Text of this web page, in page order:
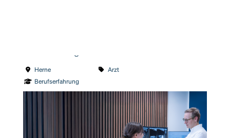
Herne
Berufserfahrung
Arzt